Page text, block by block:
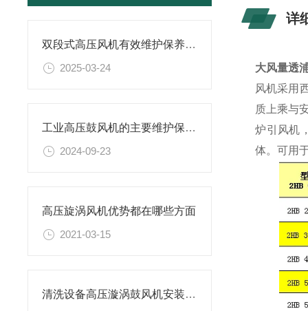
双段式高压风机有效维护保养的建议分享
2025-03-24
工业高压鼓风机的主要维护保养方法分享
2024-09-23
高压旋涡风机优势都在哪些方面
2021-03-15
清洗设备高压漩涡鼓风机安装注意事项及应用保养
详
大风量透
风机采用
质上乘与
炉引风机
体。可用